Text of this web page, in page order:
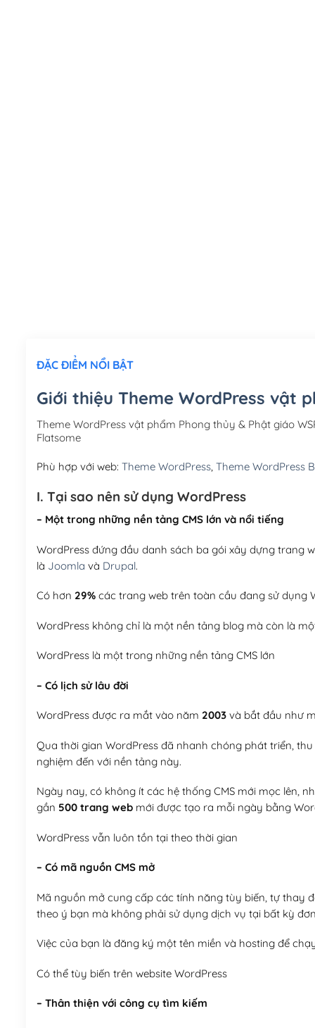
ĐẶC ĐIỂM NỔI BẬT
Giới thiệu Theme WordPress vật
Theme WordPress vật phẩm Phong thủy & Phật giáo
Flatsome
Phù hợp với web: Theme WordPress, Theme WordPress
I. Tại sao nên sử dụng WordPress
– Một trong những nền tảng CMS lớn và nổi tiếng
WordPress đứng đầu danh sách ba gói xây dựng trang
là Joomla và Drupal.
Có hơn 29%các trang web trên toàn cầu đang sử dụng
WordPress không chỉ là một nền tảng blog mà còn là
WordPress là một trong những nền tảng CMS lớn
– Có lịch sử lâu đời
WordPress được ra mắt vào năm 2003và bắt đầu như
Qua thời gian WordPress đã nhanh chóng phát triển,
nghiệm đến với nền tảng này.
Ngày nay, có không ít các hệ thống CMS mới mọc lên,
gần 500 trang webmới được tạo ra mỗi ngày bằng
WordPress vẫn luôn tồn tại theo thời gian
– Có mã nguồn CMS mở
Mã nguồn mở cung cấp các tính năng tùy biến, tự thay
theo ý bạn mà không phải sử dụng dịch vụ tại bất kỳ
Việc của bạn là đăng ký một tên miền và hosting để
Có thể tùy biến trên website WordPress
– Thân thiện với công cụ tìm kiếm